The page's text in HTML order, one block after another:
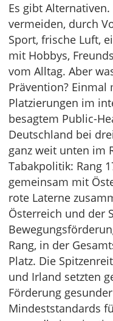
Es gibt
vermeiden, durch
Sport, frische Luft,
mit Hobbys,
vom Alltag. Aber
Prävention?
Platzierungen im
besagtem Public-
Deutschland bei
ganz weit unten im
Tabakpolitik: Rang
gemeinsam mit
rote Laterne
Österreich und der
Rang, in der
Platz. Die
und Irland setzten
Förderung
Mindeststandards